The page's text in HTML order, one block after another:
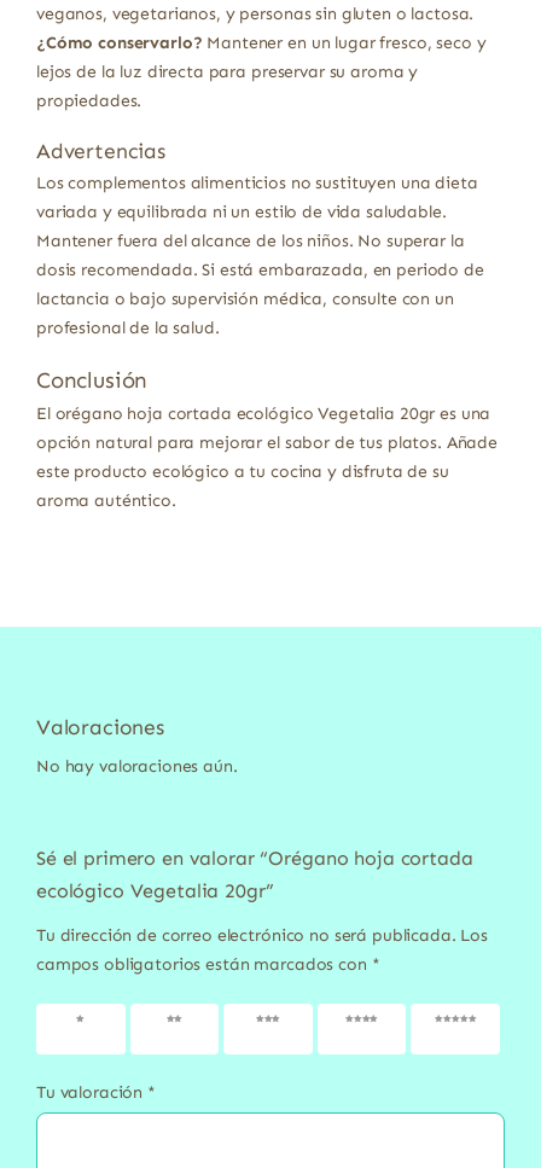
veganos, vegetarianos, y personas sin gluten o lactosa.
¿Cómo conservarlo? Mantener en un lugar fresco, seco y
lejos de la luz directa para preservar su aroma y
propiedades.
Advertencias
Los complementos alimenticios no sustituyen una dieta
variada y equilibrada ni un estilo de vida saludable.
Mantener fuera del alcance de los niños. No superar la
dosis recomendada. Si está embarazada, en periodo de
lactancia o bajo supervisión médica, consulte con un
profesional de la salud.
Conclusión
El orégano hoja cortada ecológico Vegetalia 20gr es una
opción natural para mejorar el sabor de tus platos. Añade
este producto ecológico a tu cocina y disfruta de su
aroma auténtico.
Valoraciones
No hay valoraciones aún.
Sé el primero en valorar “Orégano hoja cortada
ecológico Vegetalia 20gr”
Tu dirección de correo electrónico no será publicada. Los
campos obligatorios están marcados con *
1 de 5
2 de 5
3 de 5
4 de 5
5 de 5
Tu valoración *